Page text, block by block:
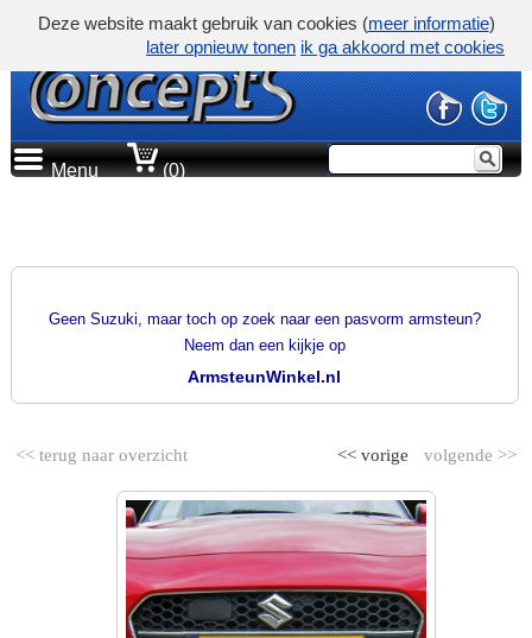
Menu (0)
Geen Suzuki, maar toch op zoek naar een pasvorm armsteun?
Neem dan een kijkje op
ArmsteunWinkel.nl
<< terug naar overzicht volgende >>
<< vorige
Deze website maakt gebruik van cookies (meer informatie)
later opnieuw tonen ik ga akkoord met cookies